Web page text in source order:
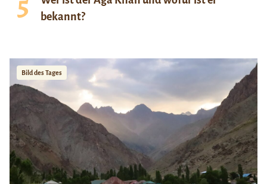
bekannt?
Bild des Tages